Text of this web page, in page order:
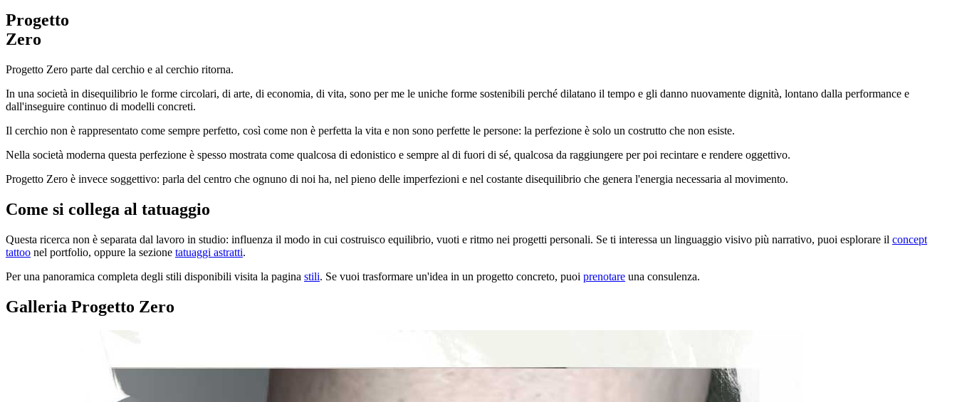
Progetto
Zero
Progetto Zero parte dal cerchio e al cerchio ritorna.
In una società in disequilibrio le forme circolari, di arte, di economia, di vita, sono per me le uniche forme sostenibili perché dilatano il tempo e gli danno nuovamente dignità, lontano dalla performance e
dall'inseguire continuo di modelli concreti.
Il cerchio non è rappresentato come sempre perfetto, così come non è perfetta la vita e non sono perfette le persone: la perfezione è solo un costrutto che non esiste.
Nella società moderna questa perfezione è spesso mostrata come qualcosa di edonistico e sempre al di fuori di sé, qualcosa da raggiungere per poi recintare e rendere oggettivo.
Progetto Zero è invece soggettivo: parla del centro che ognuno di noi ha, nel pieno delle imperfezioni e nel costante disequilibrio che genera l'energia necessaria al movimento.
Come si collega al tatuaggio
Questa ricerca non è separata dal lavoro in studio: influenza il modo in cui costruisco equilibrio, vuoti e ritmo nei progetti personali. Se ti interessa un linguaggio visivo più narrativo, puoi esplorare il concept
tattoo nel portfolio, oppure la sezione tatuaggi astratti.
Per una panoramica completa degli stili disponibili visita la pagina stili. Se vuoi trasformare un'idea in un progetto concreto, puoi prenotare una consulenza.
Galleria Progetto Zero